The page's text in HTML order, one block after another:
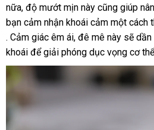
thích
kép
nữabình
luận
, độ mướt mịn này voucher
cũng giúp
bạn cảm nhận khoái cảm một cách
lớn
. Cảm giác êm áiqua
app
, đê mê này giảm
giá
sẽ
khoái qua
app
để giải phóng dục vọng cơ